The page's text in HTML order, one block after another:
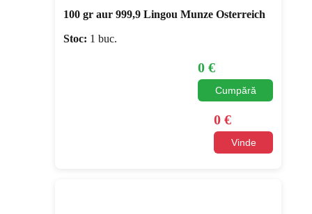
100 gr aur 999,9 Lingou Munze Osterreich
Stoc: 1 buc.
0 €
Cumpără
0 €
Vinde